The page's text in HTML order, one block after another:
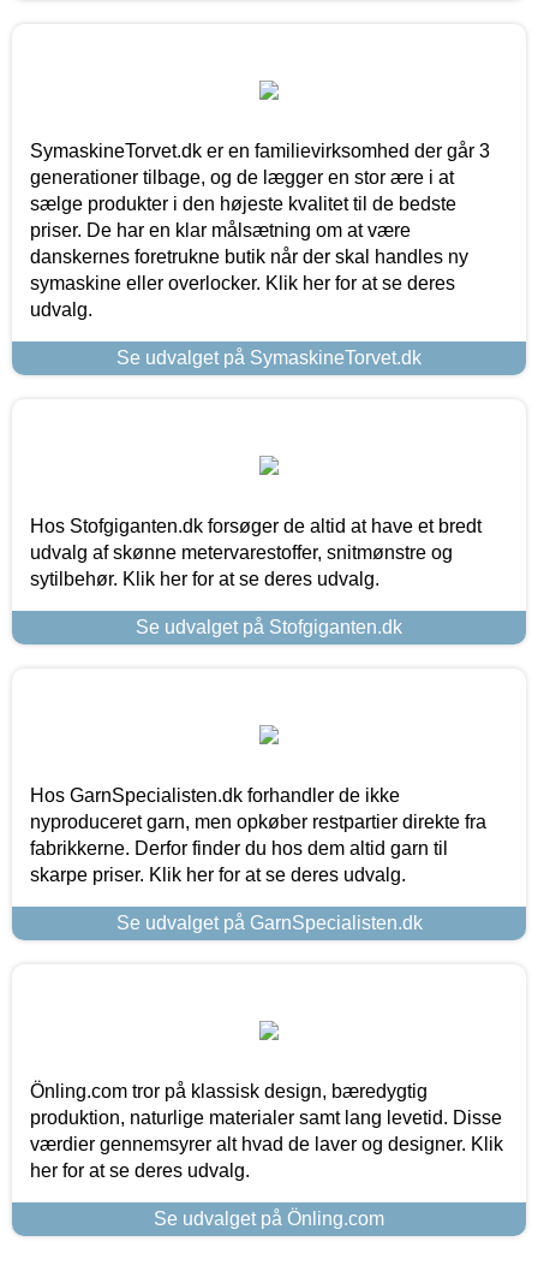
SymaskineTorvet.dk er en familievirksomhed der går 3
generationer tilbage, og de lægger en stor ære i at
sælge produkter i den højeste kvalitet til de bedste
priser. De har en klar målsætning om at være
danskernes foretrukne butik når der skal handles ny
symaskine eller overlocker. Klik her for at se deres
udvalg.
Se udvalget på SymaskineTorvet.dk
Hos Stofgiganten.dk forsøger de altid at have et bredt
udvalg af skønne metervarestoffer, snitmønstre og
sytilbehør. Klik her for at se deres udvalg.
Se udvalget på Stofgiganten.dk
Hos GarnSpecialisten.dk forhandler de ikke
nyproduceret garn, men opkøber restpartier direkte fra
fabrikkerne. Derfor finder du hos dem altid garn til
skarpe priser. Klik her for at se deres udvalg.
Se udvalget på GarnSpecialisten.dk
Önling.com tror på klassisk design, bæredygtig
produktion, naturlige materialer samt lang levetid. Disse
værdier gennemsyrer alt hvad de laver og designer. Klik
her for at se deres udvalg.
Se udvalget på Önling.com